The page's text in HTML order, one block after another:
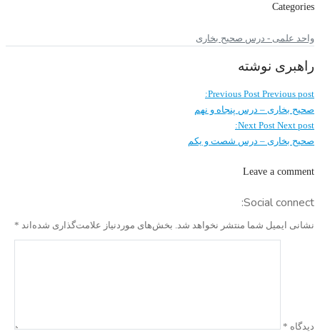
Categories
واحد علمی - درس صحیح بخاری
راهبری نوشته
Previous Post Previous post:
صحیح بخاری – درس پنجاه و نهم
Next Post Next post:
صحیح بخاری – درس شصت و یکم
Leave a comment
Social connect:
نشانی ایمیل شما منتشر نخواهد شد. بخش‌های موردنیاز علامت‌گذاری شده‌اند *
دیدگاه *